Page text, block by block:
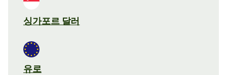
싱가포르 달러
유로